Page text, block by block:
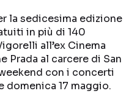
MEDIASET INFINITY
DAZN
la sedicesima edizione
in più di 140
all’ex Cinema
Prada al carcere di San
con i concerti
domenica 17 maggio.